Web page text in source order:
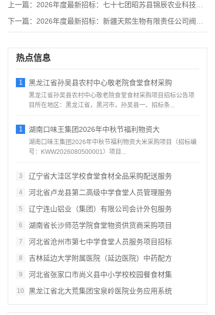
上一篇： 2026年度最新招标：七十七团昭苏县锦辰农业科技有限公司蚕豆
下一篇： 2026年度最新招标：新疆天熙生物有限责任公司阀门类自控设备
热点信息
1 黑龙江省孙吴县农村中心敬老院食堂食材采购
黑龙江省孙吴县农村中心敬老院食堂食材采购项目招标公告项
目所在地区：黑龙江省，黑河市，孙吴县一、招标条...
1 湖南口味王集团2026年中秋节福利物资大
湖南口味王集团2026年中秋节福利物资大米采购项目（招标编
号：KWW2026080500001）项目...
3 辽宁省大洼区学校食堂食材全品采购配送服务
4 河北省卢龙县第二高级中学食堂人员管理服务
5 辽宁连山铝业（集团）有限公司会计外包服务
6 湖南省长沙师范学院食堂物资供货商采购项目
7 河北省沧州市第七中学食堂人员服务项目招标
8 吉林延边大学附属医院（延边医院）中药配方
9 河北省张家口市尚义县中小学校校园餐食材集
10 黑龙江省北大荒集团宝泉岭医院业务应用系统